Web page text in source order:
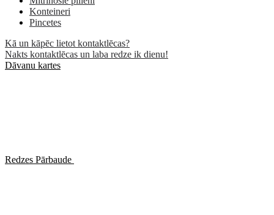
Konteineri
Pincetes
Kā un kāpēc lietot kontaktlēcas?
Nakts kontaktlēcas un laba redze ik dienu!
Dāvanu kartes
Redzes Pārbaude